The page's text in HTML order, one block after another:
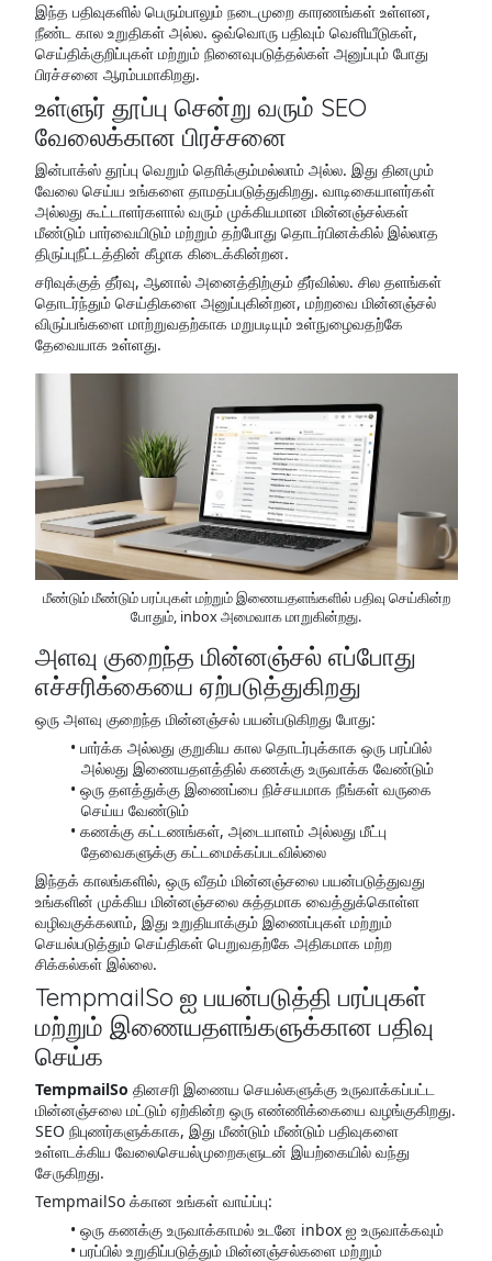
இந்த பதிவுகளில் பெரும்பாலும் நடைமுறை காரணங்கள் உள்ளன,
நீண்ட கால உறுதிகள் அல்ல. ஒவ்வொரு பதிவும் வெளியீடுகள்,
செய்திக்குறிப்புகள் மற்றும் நினைவுபடுத்தல்கள் அனுப்பும் போது
பிரச்சனை ஆரம்பமாகிறது.
உள்ளுர் தூப்பு சென்று வரும் SEO
வேலைக்கான பிரச்சனை
இன்பாக்ஸ் தூப்பு வெறும் தொிக்கும்மல்லாம் அல்ல. இது தினமும்
வேலை செய்ய உங்களை தாமதப்படுத்துகிறது. வாடிகையாளர்கள்
அல்லது கூட்டாளர்களால் வரும் முக்கியமான மின்னஞ்சல்கள்
மீண்டும் பார்வையிடும் மற்றும் தற்போது தொடர்பினக்கில் இல்லாத
திருப்புநீட்டத்தின் கீழாக கிடைக்கின்றன.
சரிவுக்குத் தீர்வு, ஆனால் அனைத்திற்கும் தீர்வில்ல. சில தளங்கள்
தொடர்ந்தும் செய்திகளை அனுப்புகின்றன, மற்றவை மின்னஞ்சல்
விருப்பங்களை மாற்றுவதற்காக மறுபடியும் உள்நுழைவதற்கே
தேவையாக உள்ளது.
மீண்டும் மீண்டும் பரப்புகள் மற்றும் இணையதளங்களில் பதிவு செய்கின்ற
போதும், inbox அமைவாக மாறுகின்றது.
அளவு குறைந்த மின்னஞ்சல் எப்போது
எச்சரிக்கையை ஏற்படுத்துகிறது
ஒரு அளவு குறைந்த மின்னஞ்சல் பயன்படுகிறது போது:
பார்க்க அல்லது குறுகிய கால தொடர்புக்காக ஒரு பரப்பில்
அல்லது இணையதளத்தில் கணக்கு உருவாக்க வேண்டும்
ஒரு தளத்துக்கு இணைப்பை நிச்சயமாக நீங்கள் வருகை
செய்ய வேண்டும்
கணக்கு கட்டணங்கள், அடையாளம் அல்லது மீட்பு
தேவைகளுக்கு கட்டமைக்கப்படவில்லை
இந்தக் காலங்களில், ஒரு வீதம் மின்னஞ்சலை பயன்படுத்துவது
உங்களின் முக்கிய மின்னஞ்சலை சுத்தமாக வைத்துக்கொள்ள
வழிவகுக்கலாம், இது உறுதியாக்கும் இணைப்புகள் மற்றும்
செயல்படுத்தும் செய்திகள் பெறுவதற்கே அதிகமாக மற்ற
சிக்கல்கள் இல்லை.
TempmailSo ஐ பயன்படுத்தி பரப்புகள்
மற்றும் இணையதளங்களுக்கான பதிவு
செய்க
TempmailSo தினசரி இணைய செயல்களுக்கு உருவாக்கப்பட்ட
மின்னஞ்சலை மட்டும் ஏற்கின்ற ஒரு எண்ணிக்கையை வழங்குகிறது.
SEO நிபுணர்களுக்காக, இது மீண்டும் மீண்டும் பதிவுகளை
உள்ளடக்கிய வேலைசெயல்முறைகளுடன் இயற்கையில் வந்து
சேருகிறது.
TempmailSo க்கான உங்கள் வாய்ப்பு:
ஒரு கணக்கு உருவாக்காமல் உடனே inbox ஐ உருவாக்கவும்
பரப்பில் உறுதிப்படுத்தும் மின்னஞ்சல்களை மற்றும்